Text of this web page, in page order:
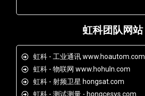
虹科团队网站
虹科 - 工业通讯 www.hoautom.com
虹科 - 物联网 www.hohuln.com
虹科 - 射频卫星 hongsat.com
虹科 - 测试测量 - hongcesys.com